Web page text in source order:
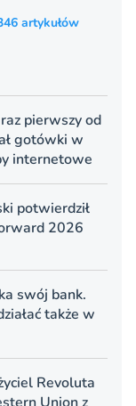
artykułów
pierwszy od
gotówki w
internetowe
potwierdził
2026
swój bank.
także w
Revoluta